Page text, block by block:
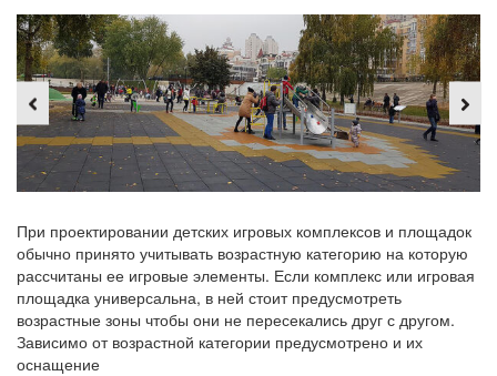
При проектировании детских игровых комплексов и площадок
обычно принято учитывать возрастную категорию на которую
рассчитаны ее игровые элементы. Если комплекс или игровая
площадка универсальна, в ней стоит предусмотреть
возрастные зоны чтобы они не пересекались друг с другом.
Зависимо от возрастной категории предусмотрено и их
оснащение